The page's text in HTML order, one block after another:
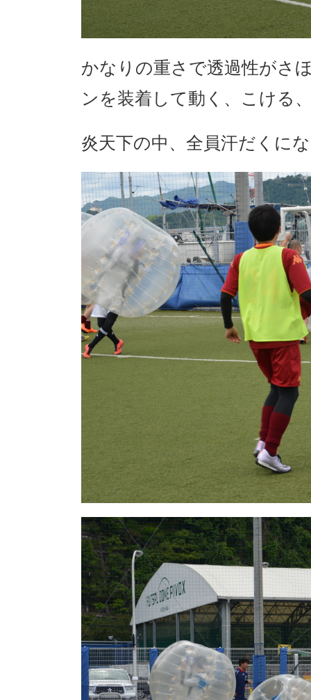
かなりの重さで透過性がさ
ンを装着して動く、こける
炎天下の中、全員汗だくに